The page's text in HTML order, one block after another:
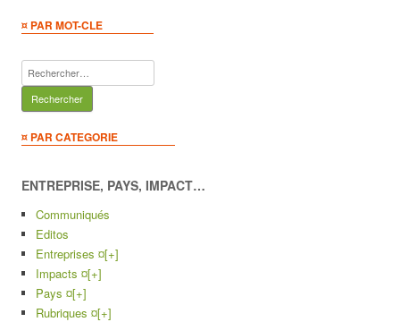
¤ PAR MOT-CLE
Rechercher :
¤ PAR CATEGORIE
ENTREPRISE, PAYS, IMPACT…
Communiqués
Editos
Entreprises ¤[+]
Impacts ¤[+]
Pays ¤[+]
Rubriques ¤[+]